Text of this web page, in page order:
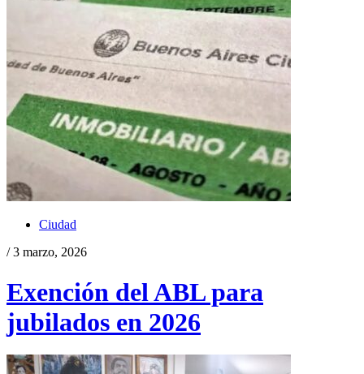
Ciudad
/ 3 marzo, 2026
Exención del ABL para
jubilados en 2026